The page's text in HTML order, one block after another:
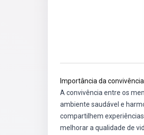
Importância da
A convivência entre os
ambiente saudável e
compartilhem
melhorar a qualidade de